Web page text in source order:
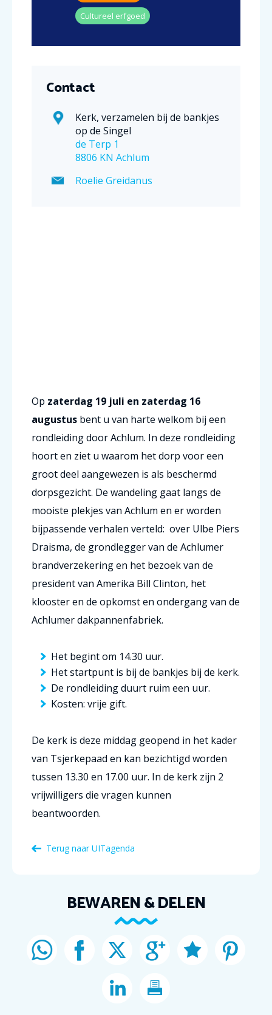
Cultureel erfgoed
Contact
Kerk, verzamelen bij de bankjes
op de Singel
de Terp 1
8806 KN Achlum
Roelie Greidanus
Op zaterdag 19 juli en zaterdag 16
augustus bent u van harte welkom bij een
rondleiding door Achlum. In deze rondleiding
hoort en ziet u waarom het dorp voor een
groot deel aangewezen is als beschermd
dorpsgezicht. De wandeling gaat langs de
mooiste plekjes van Achlum en er worden
bijpassende verhalen verteld: over Ulbe Piers
Draisma, de grondlegger van de Achlumer
brandverzekering en het bezoek van de
president van Amerika Bill Clinton, het
klooster en de opkomst en ondergang van de
Achlumer dakpannenfabriek.
Het begint om 14.30 uur.
Het startpunt is bij de bankjes bij de kerk.
De rondleiding duurt ruim een uur.
Kosten: vrije gift.
De kerk is deze middag geopend in het kader
van Tsjerkepaad en kan bezichtigd worden
tussen 13.30 en 17.00 uur. In de kerk zijn 2
vrijwilligers die vragen kunnen
beantwoorden.
Terug naarUITagenda
BEWAREN & DELEN